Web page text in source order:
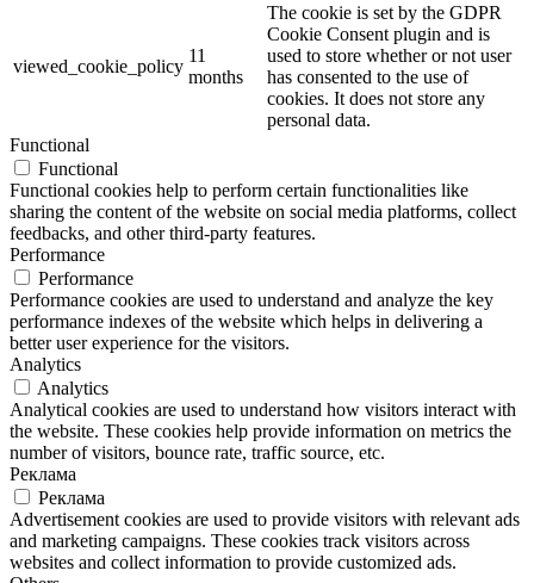
viewed_cookie_policy
11
months
The cookie is set by the GDPR
Cookie Consent plugin and is
used to store whether or not user
has consented to the use of
cookies. It does not store any
personal data.
Functional
Functional
Functional cookies help to perform certain functionalities like
sharing the content of the website on social media platforms, collect
feedbacks, and other third-party features.
Performance
Performance
Performance cookies are used to understand and analyze the key
performance indexes of the website which helps in delivering a
better user experience for the visitors.
Analytics
Analytics
Analytical cookies are used to understand how visitors interact with
the website. These cookies help provide information on metrics the
number of visitors, bounce rate, traffic source, etc.
Реклама
Реклама
Advertisement cookies are used to provide visitors with relevant ads
and marketing campaigns. These cookies track visitors across
websites and collect information to provide customized ads.